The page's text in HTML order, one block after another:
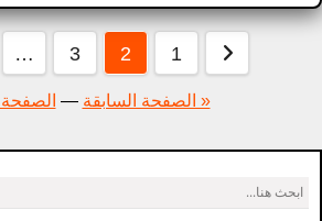
صفحات
المقالات
1
2
3
…
« الصفحة السابقة — الصفحة